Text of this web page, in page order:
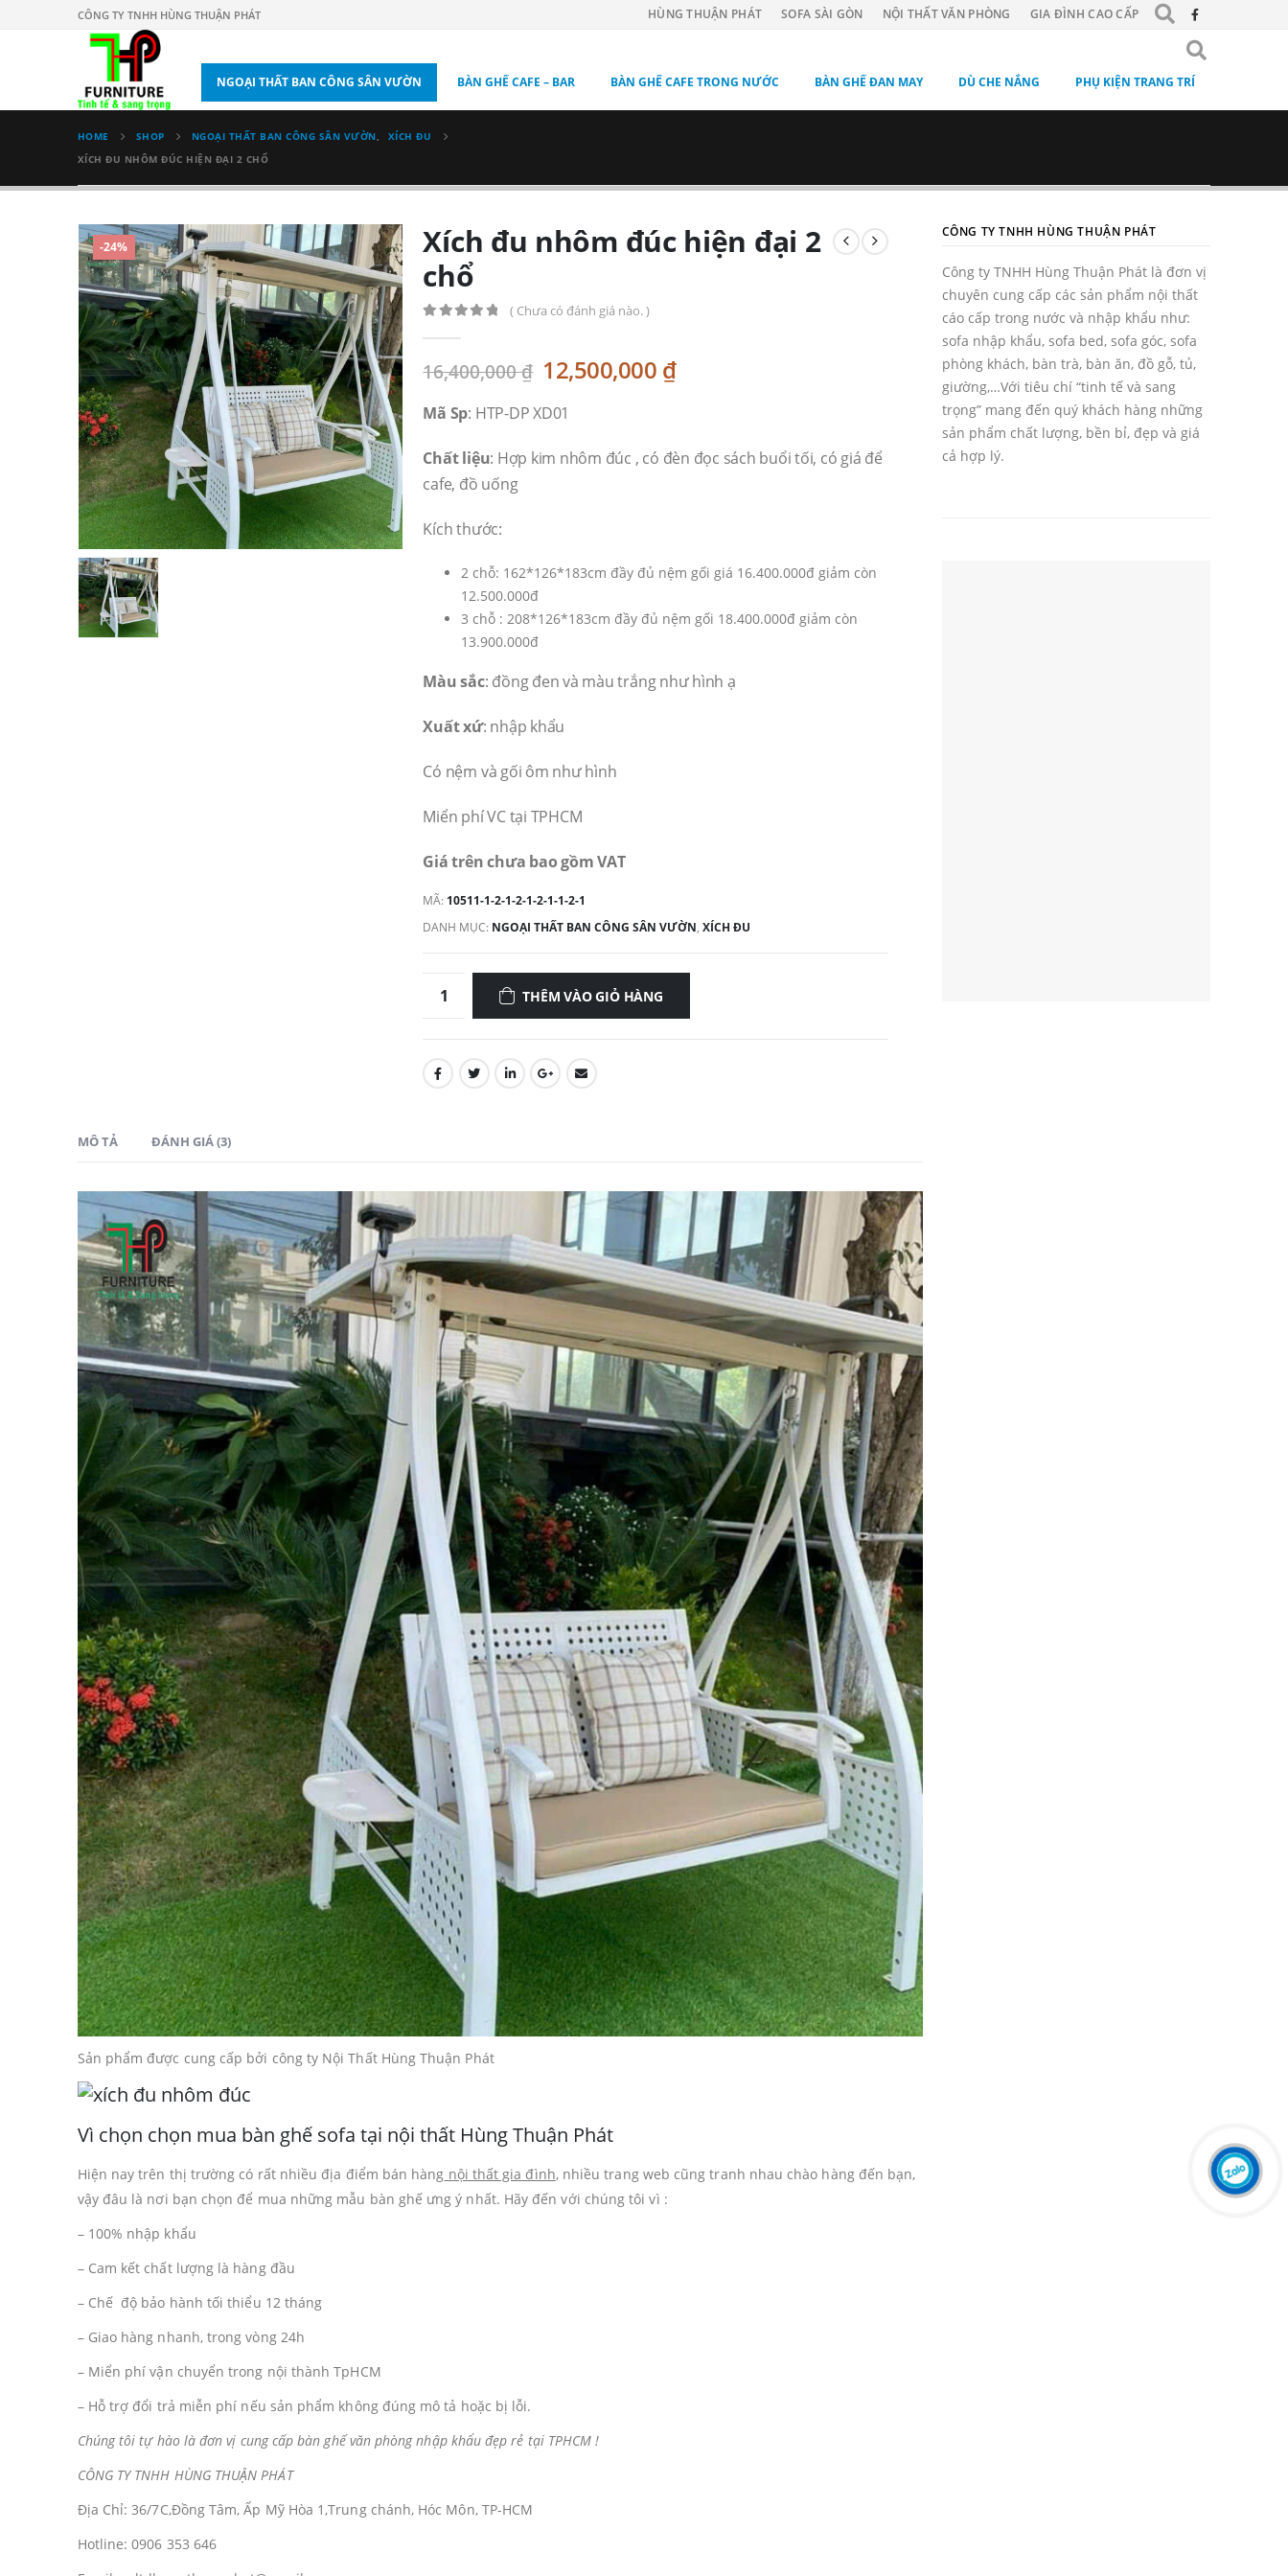
CÔNG TY TNHH HÙNG THUẬN PHÁT HÙNG THUẬN PHÁT SOFA SÀI GÒN NỘI THẤT VĂN PHÒNG GIA ĐÌNH CAO CẤP
NGOẠI THẤT BAN CÔNG SÂN VƯỜN BÀN GHẾ CAFE – BAR BÀN GHẾ CAFE TRONG NƯỚC BÀN GHẾ ĐAN MAY DÙ CHE NẮNG PHỤ KIỆN TRANG TRÍ
HOME SHOP NGOẠI THẤT BAN CÔNG SÂN VƯỜN,
XÍCH ĐU
XÍCH ĐU NHÔM ĐÚC HIỆN ĐẠI 2 CHỔ
-24%
Xích đu nhôm đúc hiện đại 2
chổ
( Chưa có đánh giá nào. )
16,400,000₫ Original
price
was:
12,500,000 ₫Current
Mã Sp: HTP-DP XD01
Chất liệu: Hợp kim nhôm đúc , có đèn đọc sách buổi tối, có giá để
cafe, đồ uống
Kích thước:
2 chỗ: 162*126*183cm đầy đủ nệm gối giá 16.400.000đ giảm còn
12.500.000đ
3 chỗ : 208*126*183cm đầy đủ nệm gối 18.400.000đ giảm còn
13.900.000đ
Màu sắc: đồng đen và màu trắng như hình ạ
Xuất xứ: nhập khẩu
Có nệm và gối ôm như hình
Miển phí VC tại TPHCM
Giá trên chưa bao gồm VAT
MÃ: 10511-1-2-1-2-1-2-1-1-2-1
DANH MỤC: NGOẠI THẤT BAN CÔNG SÂN VƯỜN,XÍCH ĐU
THÊM VÀO GIỎ HÀNG
MÔ TẢ ĐÁNH GIÁ (3)
Sản phẩm được cung cấp bởi công ty Nội Thất Hùng Thuận Phát
Vì chọn chọn mua bàn ghế sofa tại nội thất Hùng Thuận Phát
Hiện nay trên thị trường có rất nhiều địa điểm bán hàng nội thất gia đình, nhiều trang web cũng tranh nhau chào hàng đến bạn,
vậy đâu là nơi bạn chọn để mua những mẫu bàn ghế ưng ý nhất. Hãy đến với chúng tôi vì :
– 100% nhập khẩu
– Cam kết chất lượng là hàng đầu
– Chế độ bảo hành tối thiểu 12 tháng
– Giao hàng nhanh, trong vòng 24h
– Miển phí vận chuyển trong nội thành TpHCM
– Hỗ trợ đổi trả miễn phí nếu sản phẩm không đúng mô tả hoặc bị lỗi.
Chúng tôi tự hào là đơn vị cung cấp bàn ghế văn phòng nhập khẩu đẹp rẻ tại TPHCM !
CÔNG TY TNHH HÙNG THUẬN PHÁT
Địa Chỉ: 36/7C,Đồng Tâm, Ấp Mỹ Hòa 1,Trung chánh, Hóc Môn, TP-HCM
Hotline: 0906 353 646
CÔNG TY TNHH HÙNG THUẬN PHÁT
Công ty TNHH Hùng Thuận Phát là đơn vị
chuyên cung cấp các sản phẩm nội thất
cáo cấp trong nước và nhập khẩu như:
sofa nhập khẩu, sofa bed, sofa góc, sofa
phòng khách, bàn trà, bàn ăn, đồ gỗ, tủ,
giường,…Với tiêu chí “tinh tế và sang
trọng” mang đến quý khách hàng những
sản phẩm chất lượng, bền bỉ, đẹp và giá
cả hợp lý.